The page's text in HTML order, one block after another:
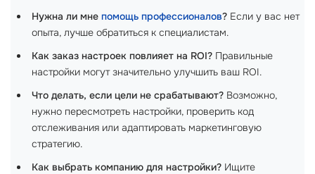
Нужна ли мне помощь профессионалов? Если у вас нет
опыта, лучше обратиться к специалистам.
Как заказ настроек повлияет на ROI? Правильные
настройки могут значительно улучшить ваш ROI.
Что делать, если цели не срабатывают? Возможно,
нужно пересмотреть настройки, проверить код
отслеживания или адаптировать маркетинговую
стратегию.
Как выбрать компанию для настройки? Ищите